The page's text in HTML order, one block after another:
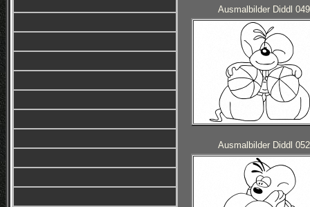
Ausmalbilder Diddl 049
Ausmalbilder Diddl 052